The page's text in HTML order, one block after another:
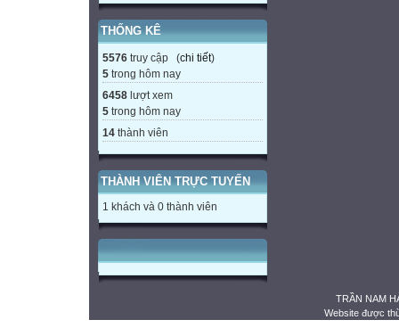
THỐNG KÊ
5576 truy cập (chi tiết)
5 trong hôm nay
6458 lượt xem
5 trong hôm nay
14 thành viên
THÀNH VIÊN TRỰC TUYẾN
1 khách và 0 thành viên
TRẦN NAM
Website được